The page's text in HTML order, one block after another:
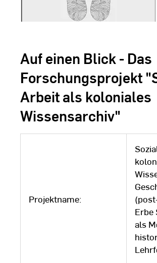
Auf einen Blick - Das
Forschungsprojekt
Arbeit als koloniales
Wissensarchiv"
Projektname:
Erbe
als